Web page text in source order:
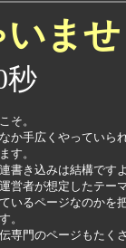
いま
秒
そ。
か手広くやっていら
す。
書き込みは結構です
営者が想定したテー
いるページなのかを
。
専門のページもたく